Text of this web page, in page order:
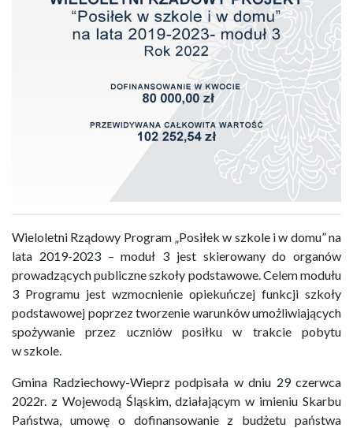
Wieloletni Rządowy Program „Posiłek w szkole i w domu” na
lata 2019-2023 – moduł 3 jest skierowany do organów
prowadzących publiczne szkoły podstawowe. Celem modułu
3 Programu jest wzmocnienie opiekuńczej funkcji szkoły
podstawowej poprzez tworzenie warunków umożliwiających
spożywanie przez uczniów posiłku w trakcie pobytu
w szkole.
Gmina Radziechowy-Wieprz podpisała w dniu 29 czerwca
2022r. z Wojewodą Śląskim, działającym w imieniu Skarbu
Państwa, umowę o dofinansowanie z budżetu państwa